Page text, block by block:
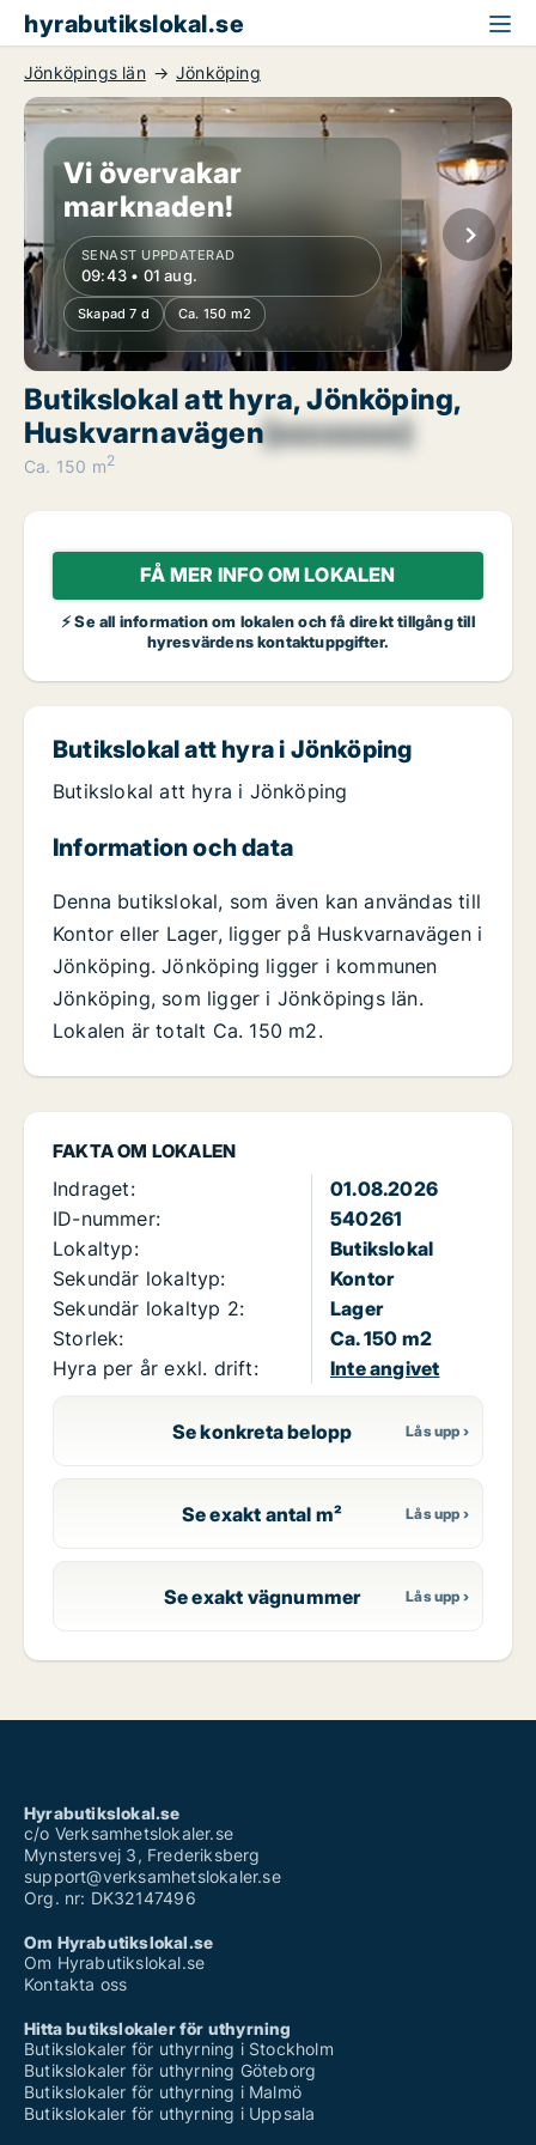
hyrabutikslokal.se
Jönköpings län Jönköping
Vi övervakar
marknaden!
SENAST UPPDATERAD
09:43 • 01 aug.
Skapad 7 d Ca. 150 m2
Butikslokal att hyra, Jönköping,
Huskvarnavägen[xxxxxxxx]
Ca. 150 m2
FÅ MER INFO OM LOKALEN
⚡ Se all information om lokalen och få direkt tillgång till
hyresvärdens kontaktuppgifter.
FAKTA OM LOKALEN
Indraget:
01.08.2026
ID-nummer:
540261
Lokaltyp:
Butikslokal
Sekundär lokaltyp:
Kontor
Sekundär lokaltyp 2:
Lager
Storlek:
Ca. 150 m2
Hyra per år exkl. drift:
Inte angivet
Se konkreta belopp
Se exakt antal m²
Se exakt vägnummer
Butikslokal att hyra i Jönköping
Butikslokal att hyra i Jönköping
Information och data
Denna butikslokal, som även kan användas till
Kontor eller Lager, ligger på Huskvarnavägen i
Jönköping. Jönköping ligger i kommunen
Jönköping, som ligger i Jönköpings län.
Lokalen är totalt Ca. 150 m2.
Hyrabutikslokal.se
c/o Verksamhetslokaler.se
Mynstersvej 3, Frederiksberg
support@verksamhetslokaler.se
Org. nr: DK32147496
Om Hyrabutikslokal.se
Om Hyrabutikslokal.se
Kontakta oss
Hitta butikslokaler för uthyrning
Butikslokaler för uthyrning i Stockholm
Butikslokaler för uthyrning Göteborg
Butikslokaler för uthyrning i Malmö
Butikslokaler för uthyrning i Uppsala